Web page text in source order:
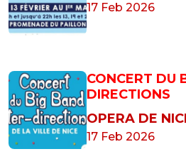
17 Feb 2026
CONCERT DU
DIRECTIONS
OPERA DE
17 Feb 2026